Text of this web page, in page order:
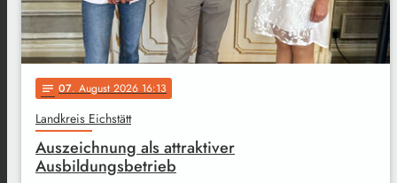
notes 07. August 2026 16:13
Landkreis Eichstätt
Auszeichnung als attraktiver
Ausbildungsbetrieb